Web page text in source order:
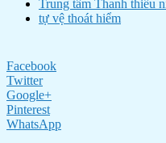
Trung tâm Thanh thiếu
tự vệ thoát hiểm
Facebook
Twitter
Google+
Pinterest
WhatsApp